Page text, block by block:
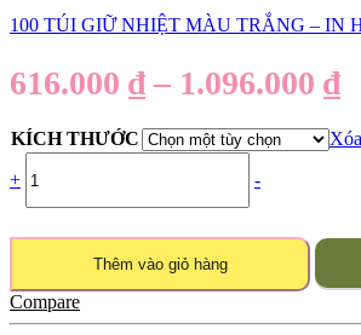
100 TÚI GIỮ NHIỆT MÀU TRẮNG – IN
616.000 ₫ – 1.096.000 ₫
KÍCH THƯỚC
Xóa
+
-
Thêm vào giỏ hàng
Compare